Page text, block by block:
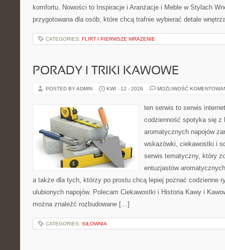
komfortu. Nowości to Inspiracje i Aranżacje i Meble w Stylach
przygotowana dla osób, które chcą trafnie wybierać detale
CATEGORIES: FLIRT I PIERWSZE WRAŻENIE
PORADY I TRIKI KAWOWE
POSTED BY ADMIN KWI - 12 - 2026 MOŻLIWOŚĆ
ten serwis to serwis
codzienność spotyka się z
aromatycznych napojów
wskazówki, ciekawostki i
serwis tematyczny, który
entuzjastów
a także dla tych, którzy po prostu chcą lepiej poznać codzienne
ulubionych napojów. Polecam Ciekawostki i Historia Kawy i
można znaleźć rozbudowane […]
CATEGORIES: SIŁOWNIA